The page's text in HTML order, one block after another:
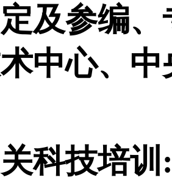
及参编
中心、
科技培训